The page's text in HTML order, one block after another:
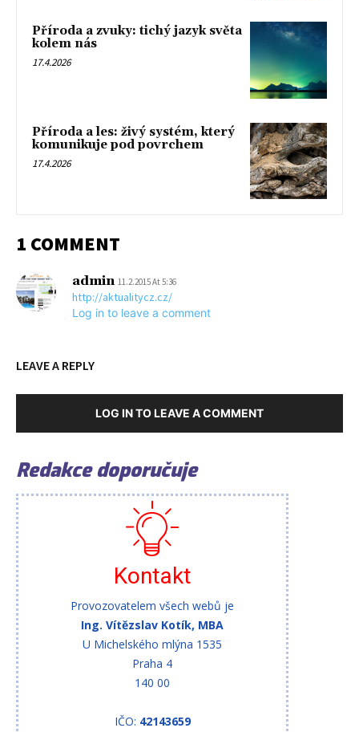
Příroda a zvuky: tichý jazyk světa
kolem nás
17.4.2026
Příroda a les: živý systém, který
komunikuje pod povrchem
17.4.2026
1 COMMENT
admin 11.2.2015 At 5:36
http://aktualitycz.cz/
Log in to leave a comment
LEAVE A REPLY
LOG IN TO LEAVE A COMMENT
Redakce doporučuje
Kontakt
Provozovatelem všech webů je
Ing. Vítězslav Kotík, MBA
U Michelského mlýna 1535
Praha 4
140 00
IČO: 42143659